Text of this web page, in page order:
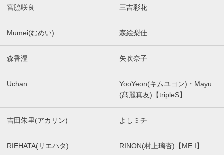
宮脇咲良 三吉彩花
Mumei(むめい) 森絵梨佳
森香澄 矢吹奈子
Uchan
YooYeon(キムユヨン)・Mayu
(髙麗真友)【tripleS】
吉田朱里(アカリン) よしミチ
RIEHATA(リエハタ) RINON(村上璃杏)【ME:I】